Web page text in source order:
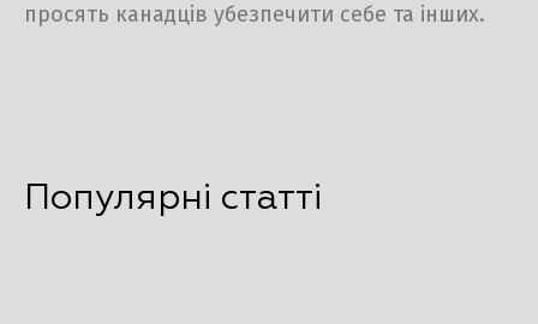
просять канадців убезпечити себе та інших.
Популярні статті